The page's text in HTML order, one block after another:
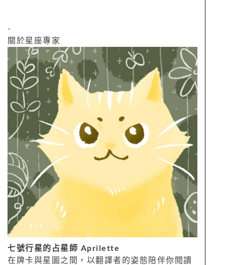
-
關於星座專家
七號行星的占星師 Aprilette
在牌卡與星圖之間，以翻譯者的姿態陪伴你閱讀